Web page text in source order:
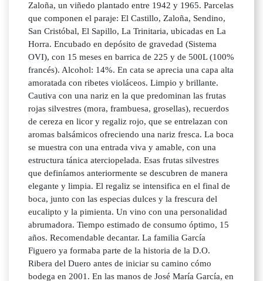
Zaloña, un viñedo plantado entre 1942 y 1965. Parcelas
que componen el paraje: El Castillo, Zaloña, Sendino,
San Cristóbal, El Sapillo, La Trinitaria, ubicadas en La
Horra. Encubado en depósito de gravedad (Sistema
OVI), con 15 meses en barrica de 225 y de 500L (100%
francés). Alcohol: 14%. En cata se aprecia una capa alta
amoratada con ribetes violáceos. Limpio y brillante.
Cautiva con una nariz en la que predominan las frutas
rojas silvestres (mora, frambuesa, grosellas), recuerdos
de cereza en licor y regaliz rojo, que se entrelazan con
aromas balsámicos ofreciendo una nariz fresca. La boca
se muestra con una entrada viva y amable, con una
estructura tánica aterciopelada. Esas frutas silvestres
que definíamos anteriormente se descubren de manera
elegante y limpia. El regaliz se intensifica en el final de
boca, junto con las especias dulces y la frescura del
eucalipto y la pimienta. Un vino con una personalidad
abrumadora. Tiempo estimado de consumo óptimo, 15
años. Recomendable decantar. La familia García
Figuero ya formaba parte de la historia de la D.O.
Ribera del Duero antes de iniciar su camino cómo
bodega en 2001. En las manos de José María García, en